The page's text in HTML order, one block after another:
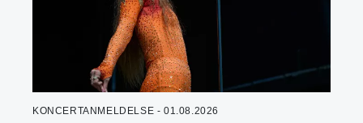
KONCERTANMELDELSE - 01.08.2026